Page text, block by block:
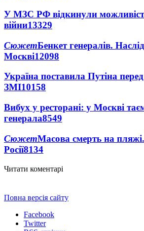
У МЗС РФ відкинули
війни13329
СюжетБенкет генералів.
Москві12098
Україна поставила Путіна
ЗМІ10158
Вибух у ресторані: у Москві
генерала8549
СюжетМасова смерть на
Росії8134
Читати коментарі
Повна версія сайту
Facebook
Twitter